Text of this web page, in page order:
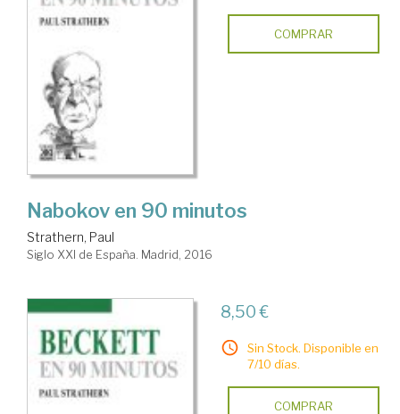
COMPRAR
Nabokov en 90 minutos
Strathern, Paul
Siglo XXI de España. Madrid, 2016
8,50 €
Sin Stock. Disponible en
7/10 días.
COMPRAR